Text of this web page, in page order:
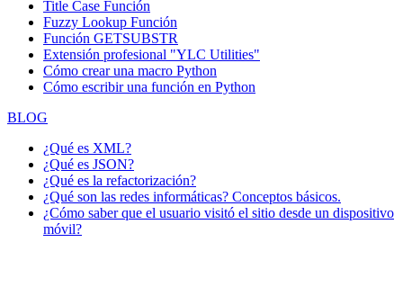
Title Case Función
Fuzzy Lookup Función
Función GETSUBSTR
Extensión profesional "YLC Utilities"
Cómo crear una macro Python
Cómo escribir una función en Python
BLOG
¿Qué es XML?
¿Qué es JSON?
¿Qué es la refactorización?
¿Qué son las redes informáticas? Conceptos básicos.
¿Cómo saber que el usuario visitó el sitio desde un dispositivo
móvil?